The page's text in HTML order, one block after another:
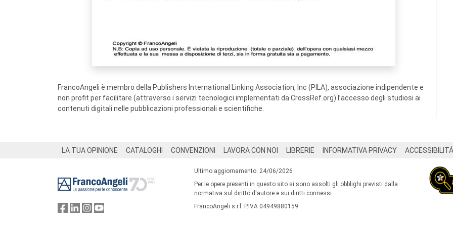
FrancoAngeli è membro della Publishers International Linking Association, Inc (PILA), associazione indipendente e
non profit per facilitare (attraverso i servizi tecnologici implementati da CrossRef.org) l’accesso degli studiosi ai
contenuti digitali nelle pubblicazioni professionali e scientifiche.
LA TUA OPINIONE CATALOGHI CONVENZIONI LAVORA CON NOI LIBRERIE INFORMATIVA PRIVACY ACCESSIBILITÁ
Ultimo aggiornamento: 24/06/2026
Per le opere presenti in questo sito si sono assolti gli obblighi previsti dalla
normativa sul diritto d'autore e sui diritti connessi.
FrancoAngeli s.r.l. P.IVA 04949880159